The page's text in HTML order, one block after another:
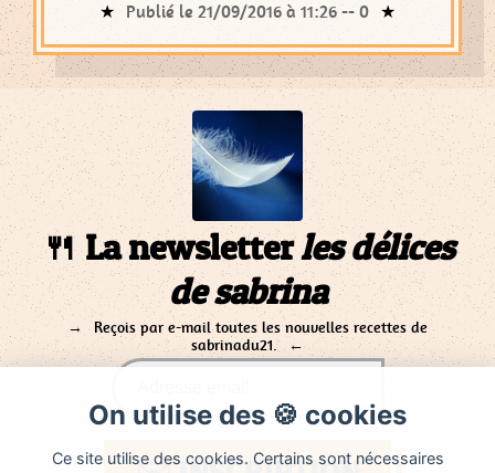
Publié le 21/09/2016 à 11:26 -- 0
On utilise des 🍪 cookies
Ce site utilise des cookies. Certains sont nécessaires
🍴 La newsletterles délices
de sabrina
Reçois par e-mail toutes les nouvelles recettes de
sabrinadu21.